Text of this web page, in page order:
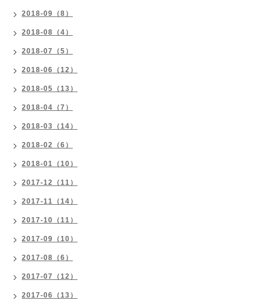
2018-09（8）
2018-08（4）
2018-07（5）
2018-06（12）
2018-05（13）
2018-04（7）
2018-03（14）
2018-02（6）
2018-01（10）
2017-12（11）
2017-11（14）
2017-10（11）
2017-09（10）
2017-08（6）
2017-07（12）
2017-06（13）